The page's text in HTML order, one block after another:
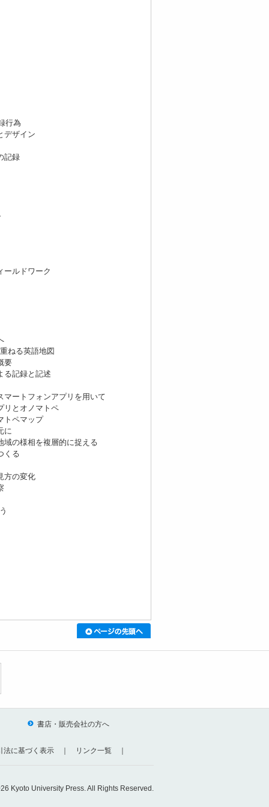
行為
ザイン
記録
ルドワーク
ねる英語地図
要
記録と記述
ートフォンアプリを用いて
オノマトペ
ペマップ
の様相を複層的に捉える
る
の変化
書店・販売会社の方へ
法に基づく表示 リンク一覧
Kyoto University Press. All Rights Reserved.